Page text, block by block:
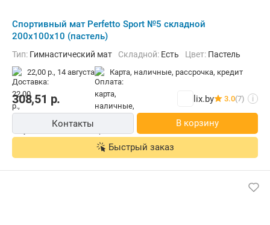
Cпортивный мат Perfetto Sport №5 складной
200x100x10 (пастель)
Тип: Гимнастический мат Складной: Есть Цвет: Пастель
22,00 р., 14 августа карта, наличные, рассрочка, кредит
308,51 р. lix.by 3.0(7) i
Контакты В корзину
Быстрый заказ